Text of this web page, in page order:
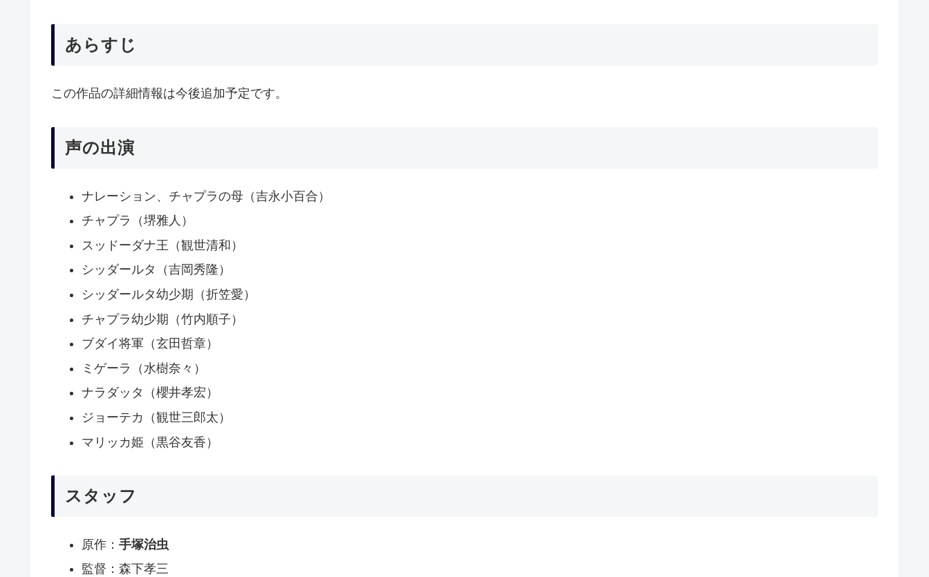
あらすじ
この作品の詳細情報は今後追加予定です。
声の出演
ナレーション、チャプラの母（吉永小百合）
チャプラ（堺雅人）
スッドーダナ王（観世清和）
シッダールタ（吉岡秀隆）
シッダールタ幼少期（折笠愛）
チャプラ幼少期（竹内順子）
ブダイ将軍（玄田哲章）
ミゲーラ（水樹奈々）
ナラダッタ（櫻井孝宏）
ジョーテカ（観世三郎太）
マリッカ姫（黒谷友香）
スタッフ
原作： 手塚治虫
監督：森下孝三